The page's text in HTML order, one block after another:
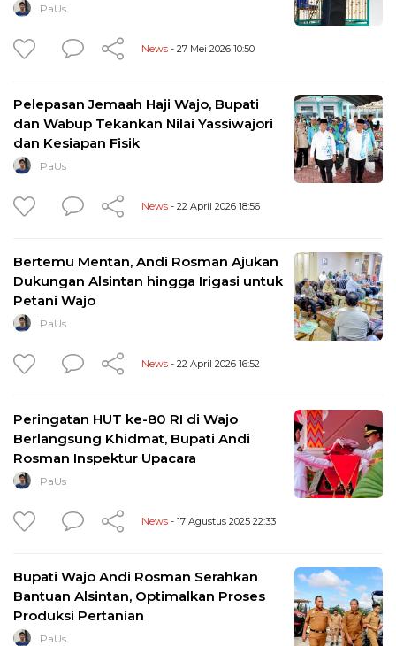
PaUs
News - 27 Mei 2026 10:50
Pelepasan Jemaah Haji Wajo, Bupati
dan Wabup Tekankan Nilai Yassiwajori
dan Kesiapan Fisik
PaUs
News - 22 April 2026 18:56
Bertemu Mentan, Andi Rosman Ajukan
Dukungan Alsintan hingga Irigasi untuk
Petani Wajo
PaUs
News - 22 April 2026 16:52
Peringatan HUT ke-80 RI di Wajo
Berlangsung Khidmat, Bupati Andi
Rosman Inspektur Upacara
PaUs
News - 17 Agustus 2025 22:33
Bupati Wajo Andi Rosman Serahkan
Bantuan Alsintan, Optimalkan Proses
Produksi Pertanian
PaUs